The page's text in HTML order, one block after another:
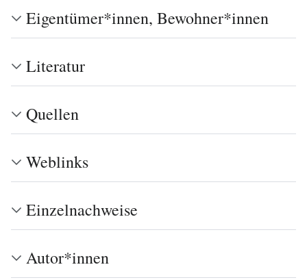
Eigentümer*innen, Bewohner*innen
Literatur
Quellen
Weblinks
Einzelnachweise
Autor*innen